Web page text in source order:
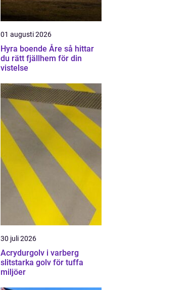
01 augusti 2026
Hyra boende Åre så hittar
du rätt fjällhem för din
vistelse
30 juli 2026
Acrydurgolv i varberg
slitstarka golv för tuffa
miljöer